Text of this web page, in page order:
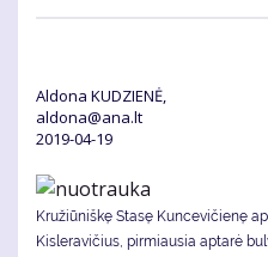
Aldona KUDZIENĖ,
aldona@ana.lt
2019-04-19
Kružiūniškę Stasę Kuncevičienę
Kisleravičius, pirmiausia aptarė